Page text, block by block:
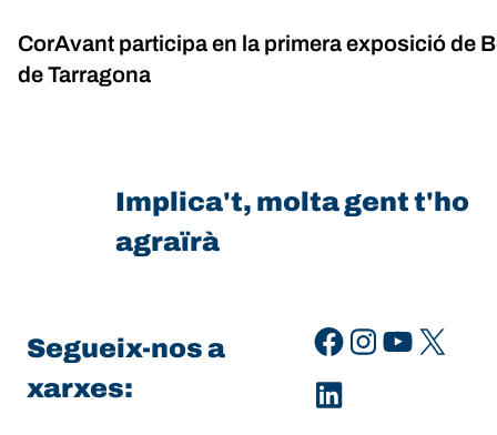
CorAvant participa en la primera exposició de
de Tarragona
Implica't, molta gent t'ho
agraïrà
Segueix-nos a
xarxes:
Facebook Instagram YouTube
X
LinkedIn